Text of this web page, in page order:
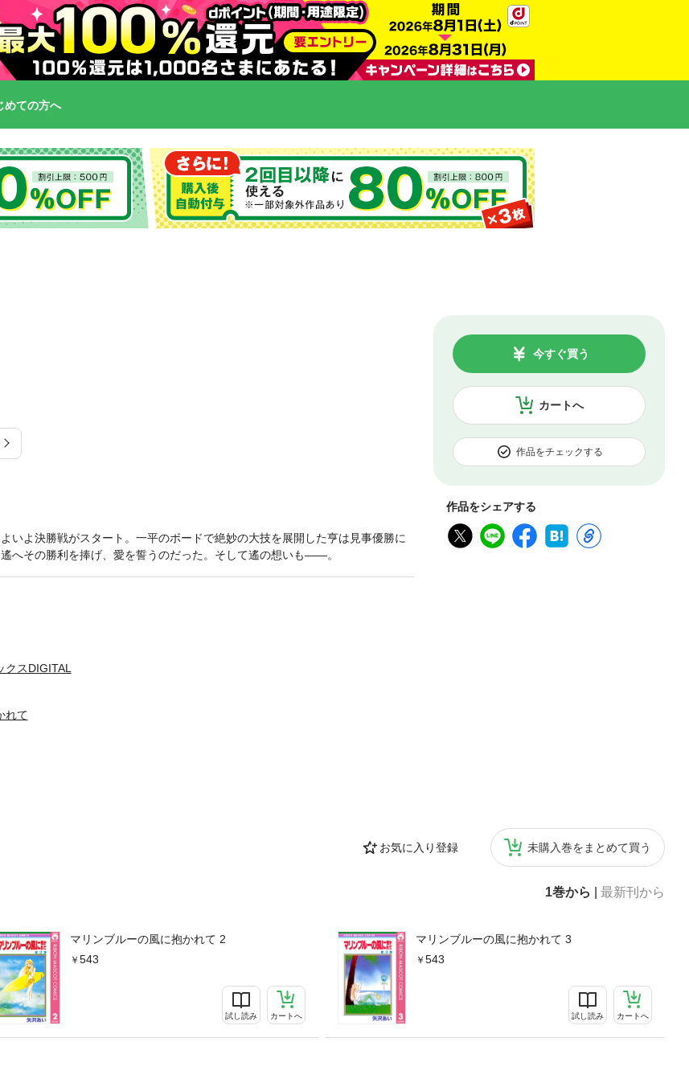
めての方へ
カートへ
今すぐ買う
作品をチェックする
作品をシェアする
お気に入り登録 未購入巻をまとめて買う
1巻から 最新刊から
マリンブルーの風に抱かれて 2
543
試し読み カートへ
マリンブルーの風に抱かれて 3
543
試し読み カートへ
よ決勝戦がスタート。一平のボードで絶妙の大技を展開した亨は見事優勝に
へその勝利を捧げ、愛を誓うのだった。そして遙の想いも――。
クスDIGITAL
れて